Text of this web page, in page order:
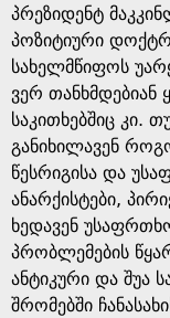
პრეზიდენტ
პოზიტიური
სახელმწიფოს
ვერ
საკითხებშიც კი.
განიხილავენ
წესრიგისა და
ანარქისტები,
ხედავენ
პრობლემების
ანტიკური და შუა
შრომებში